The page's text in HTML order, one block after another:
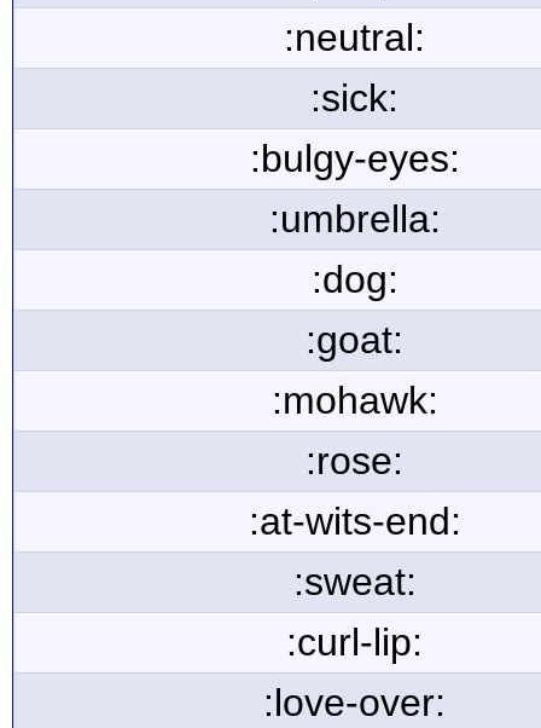
:neutral:
:sick:
:bulgy-eyes:
:umbrella:
:dog:
:goat:
:mohawk:
:rose:
:at-wits-end:
:sweat:
:curl-lip:
:love-over: